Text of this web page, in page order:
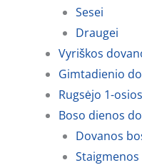
Sesei
Draugei
Vyriškos
Gimtadienio
Rugsėjo 1-
Boso dienos
Dovanos
Staigmenos